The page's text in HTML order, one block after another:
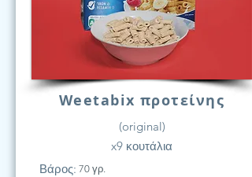
Weetabix προτείνης
(original)
x9 κουτάλια
Βάρος: 70 γρ.